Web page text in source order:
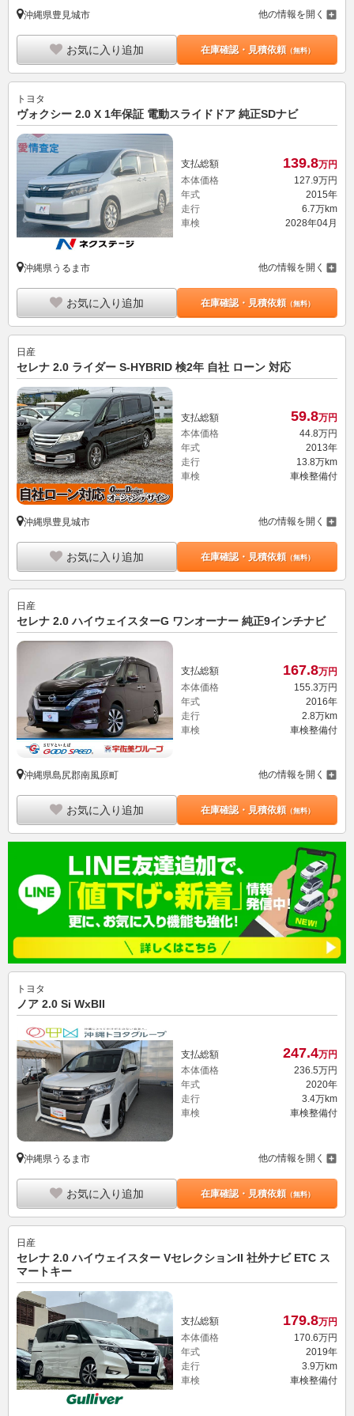
沖縄県豊見城市 他の情報を開く
お気に入り追加 在庫確認・見積依頼（無料）
トヨタ
ヴォクシー 2.0 X 1年保証 電動スライドドア 純正SDナビ
支払総額 139.8万円
本体価格
127. 9万円
年式
2015年
走行
6.7万km
車検
2028年04月
沖縄県うるま市 他の情報を開く
お気に入り追加 在庫確認・見積依頼（無料）
日産
セレナ 2.0 ライダー S-HYBRID 検2年 自社 ローン 対応
支払総額 59.8万円
本体価格
44.8万円
年式
2013年
走行
13.8万km
車検
車検整備付
沖縄県豊見城市 他の情報を開く
お気に入り追加 在庫確認・見積依頼（無料）
日産
セレナ 2.0 ハイウェイスターG ワンオーナー 純正9インチナビ
支払総額 167.8万円
本体価格
155. 3万円
年式
2016年
走行
2.8万km
車検
車検整備付
沖縄県島尻郡南風原町 他の情報を開く
お気に入り追加 在庫確認・見積依頼（無料）
トヨタ
ノア 2.0 Si WxBII
支払総額 247.4万円
本体価格
236.5万円
年式
2020年
走行
3.4万km
車検
車検整備付
沖縄県うるま市 他の情報を開く
お気に入り追加 在庫確認・見積依頼（無料）
日産
セレナ 2.0 ハイウェイスター VセレクションII 社外ナビ ETC ス
マートキー
支払総額 179.8万円
本体価格
170. 6万円
年式
2019年
走行
3.9万km
車検
車検整備付